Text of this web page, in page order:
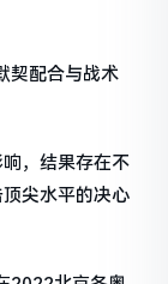
契配合与战术
，结果存在不
尖水平的决心